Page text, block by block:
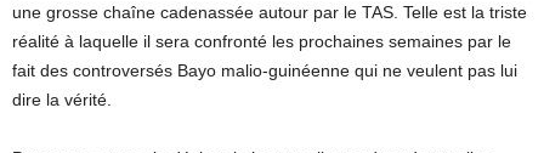
une grosse chaîne cadenassée autour par le TAS. Telle est la triste
réalité à laquelle il sera confronté les prochaines semaines par le
fait des controversés Bayo malio-guinéenne qui ne veulent pas lui
dire la vérité.